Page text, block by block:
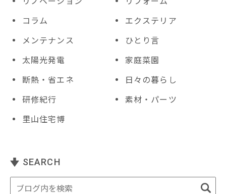
コラム
エクステリア
メンテナンス
ひとり言
太陽光発電
家庭菜園
断熱・省エネ
日々の暮らし
研修紀行
素材・パーツ
里山住宅博
SEARCH